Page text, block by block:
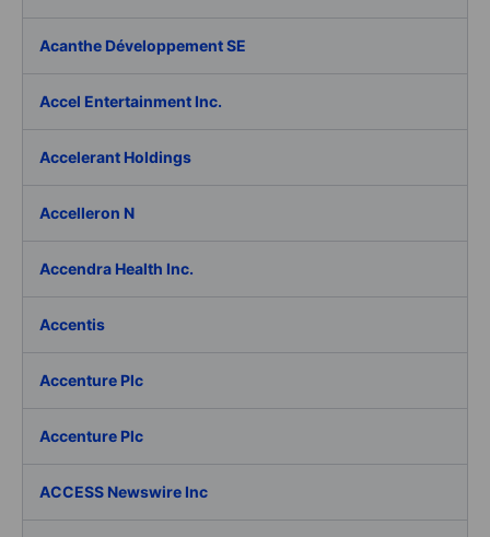
Acanthe Développement SE
Accel Entertainment Inc.
Accelerant Holdings
Accelleron N
Accendra Health Inc.
Accentis
Accenture Plc
Accenture Plc
ACCESS Newswire Inc